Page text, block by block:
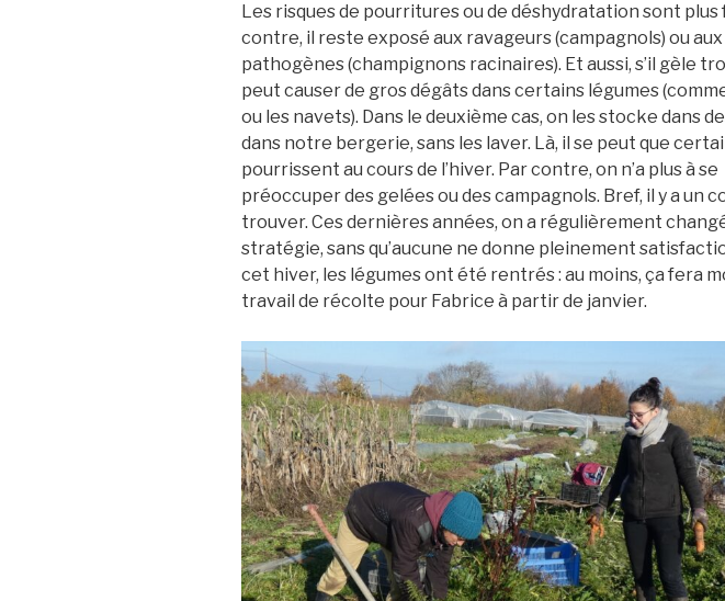
Les risques de pourritures ou de déshydratation sont plus
contre, il reste exposé aux ravageurs (campagnols) ou aux
pathogènes (champignons racinaires). Et aussi, s’il gèle
peut causer de gros dégâts dans certains légumes
ou les navets). Dans le deuxième cas, on les stocke dans
dans notre bergerie, sans les laver. Là, il se peut que
pourrissent au cours de l’hiver. Par contre, on n’a plus à se
préoccuper des gelées ou des campagnols. Bref, il y a un
trouver. Ces dernières années, on a régulièrement
stratégie, sans qu’aucune ne donne pleinement
cet hiver, les légumes ont été rentrés : au moins, ça fera
travail de récolte pour Fabrice à partir de janvier.